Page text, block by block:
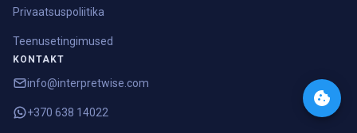
Privaatsuspoliitika
Teenusetingimused
KONTAKT
info@interpretwise.com
+370 638 14022